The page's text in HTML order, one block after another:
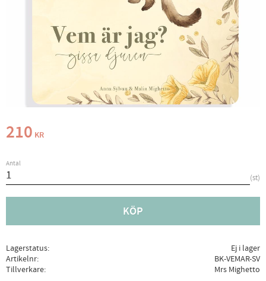
210 KR
Antal
st
KÖP
Lagerstatus
Ej i lager
Artikelnr
BK-VEMAR-SV
Tillverkare
Mrs Mighetto